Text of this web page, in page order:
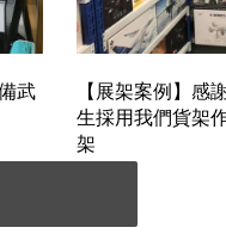
武
【展架案例】感
生採用我們貨架
架